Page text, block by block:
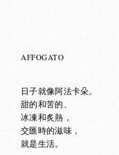
AFFOGATO
日子就像阿法卡朵。
甜的和苦的、
冰凍和炙熱，
交匯時的滋味，
就是生活。